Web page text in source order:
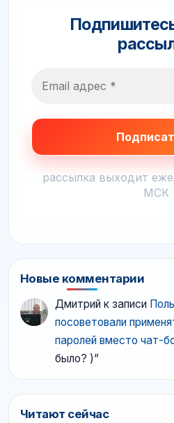
рассылка выходит
МСК
Новые комментарии
Дмитрий к записи
посоветовали
паролей вместо чат-
было? )”
Читают сейчас